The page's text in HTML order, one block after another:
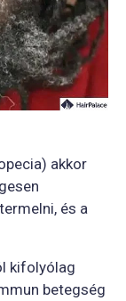
akkor
és a
kifolyólag
betegség